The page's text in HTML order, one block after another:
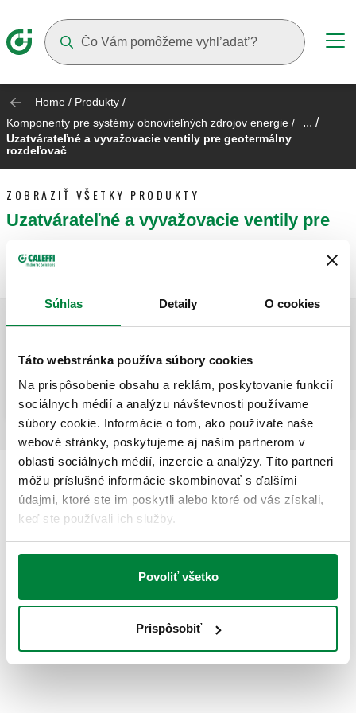
Súhlas Detaily O cookies
Táto webstránka používa súbory cookies
Na prispôsobenie obsahu a reklám, poskytovanie funkcií
sociálnych médií a analýzu návštevnosti používame
súbory cookie. Informácie o tom, ako používate naše
webové stránky, poskytujeme aj našim partnerom v
oblasti sociálnych médií, inzercie a analýzy. Títo partneri
môžu príslušné informácie skombinovať s ďalšími
údajmi, ktoré ste im poskytli alebo ktoré od vás získali,
keď ste používali ich služby.
Povoliť všetko
Prispôsobiť
Home / Produkty /
Komponenty pre systémy obnoviteľných zdrojov energie / ... /
Uzatvárateľné a vyvažovacie ventily pre geotermálny
rozdeľovač
ZOBRAZIŤ VŠETKY PRODUKTY
Uzatvárateľné a vyvažovacie ventily pre
Vyrovnávací ventil s prietokomerom.